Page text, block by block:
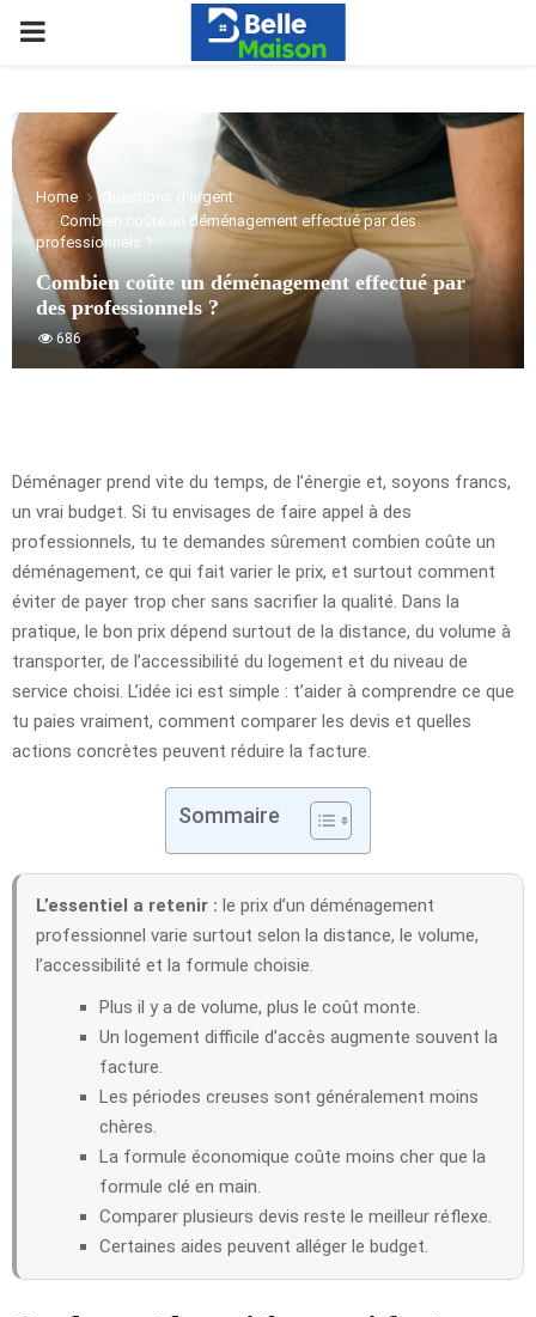
PRIMARY
Home
Questions d’argent
Combien coûte un déménagement effectué par des
professionnels ?
Combien coûte un déménagement effectué par
des professionnels ?
686
Déménager prend vite du temps, de l’énergie et, soyons francs,
un vrai budget. Si tu envisages de faire appel à des
professionnels, tu te demandes sûrement combien coûte un
déménagement, ce qui fait varier le prix, et surtout comment
éviter de payer trop cher sans sacrifier la qualité. Dans la
pratique, le bon prix dépend surtout de la distance, du volume à
transporter, de l’accessibilité du logement et du niveau de
service choisi. L’idée ici est simple : t’aider à comprendre ce que
tu paies vraiment, comment comparer les devis et quelles
actions concrètes peuvent réduire la facture.
Sommaire
L’essentiel a retenir : le prix d’un déménagement
professionnel varie surtout selon la distance, le volume,
l’accessibilité et la formule choisie.
Plus il y a de volume, plus le coût monte.
Un logement difficile d’accès augmente souvent la
facture.
Les périodes creuses sont généralement moins
chères.
La formule économique coûte moins cher que la
formule clé en main.
Comparer plusieurs devis reste le meilleur réflexe.
Certaines aides peuvent alléger le budget.